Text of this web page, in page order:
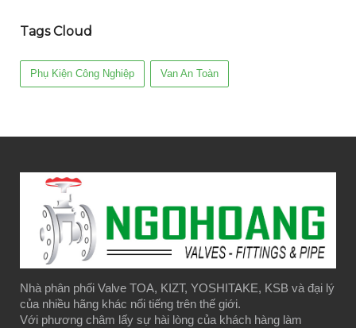
Tags Cloud
Phụ Kiện Công Nghiệp Van An Toàn
Nhà phân phối Valve TOA, KIZT, YOSHITAKE, KSB và đại lý
của nhiều hãng khác nổi tiếng trên thế giới.
Với phương châm lấy sự hài lòng của khách hàng làm